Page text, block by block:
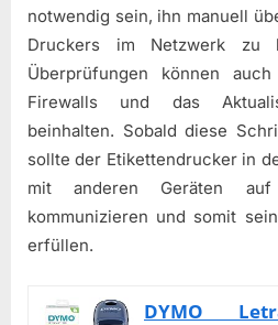
notwendig sein, ihn manuell
Druckers im Netzwerk zu
Überprüfungen können
Firewalls und das
beinhalten. Sobald diese
sollte der Etikettendrucker in
mit anderen Geräten
kommunizieren und somit
erfüllen.
DYMO